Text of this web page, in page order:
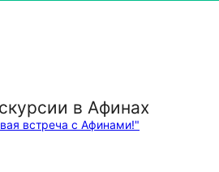
в Афинах